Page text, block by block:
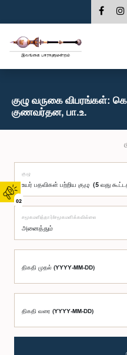
02
குழு வருகை விபரங்கள்:
குணவர்தன, பா.உ.
குழு
சமூகமளித்தார்/சமூகமளிக்கவில்லை
திகதி முதல் (YYYY-MM-DD)
திகதி வரை (YYYY-MM-DD)